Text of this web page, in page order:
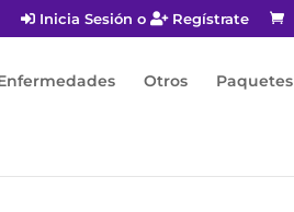
Inicia Sesión o Regístrate
Otros Paquetes